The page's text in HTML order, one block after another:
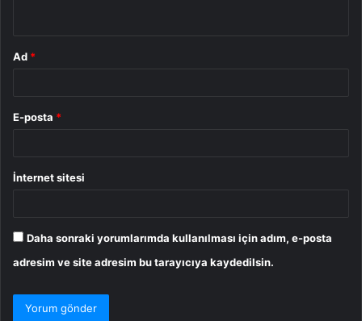
Ad *
E-posta *
İnternet sitesi
Daha sonraki yorumlarımda kullanılması için adım, e-posta
adresim ve site adresim bu tarayıcıya kaydedilsin.